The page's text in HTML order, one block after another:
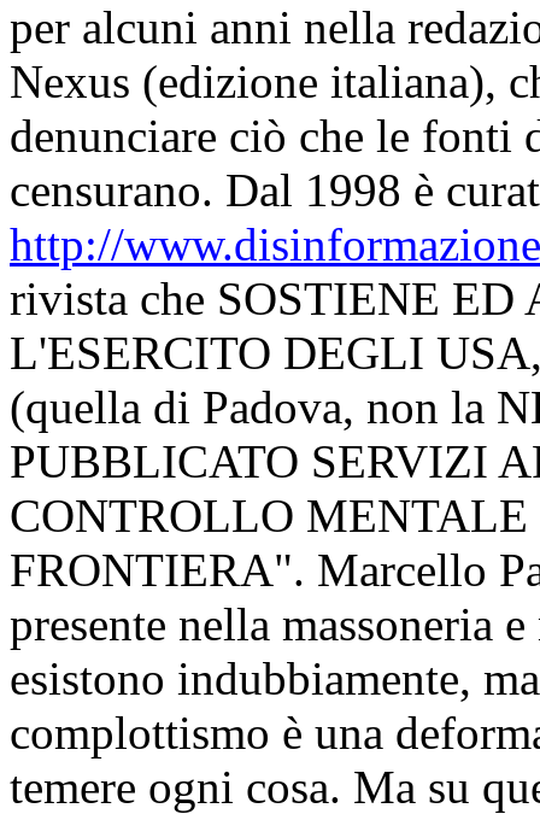
per alcuni anni nella
Nexus (edizione italiana),
denunciare ciò che le fonti
censurano. Dal 1998 è
http://
rivista che SOSTIENE
L'ESERCITO DEGLI
(quella di Padova, non la
PUBBLICATO SERVIZI
CONTROLLO
FRONTIERA". Marcello
presente nella massoneria
esistono indubbiamente,
complottismo è una
temere ogni cosa. Ma su